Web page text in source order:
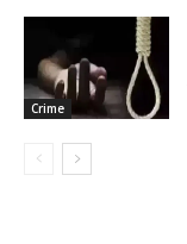
Crime